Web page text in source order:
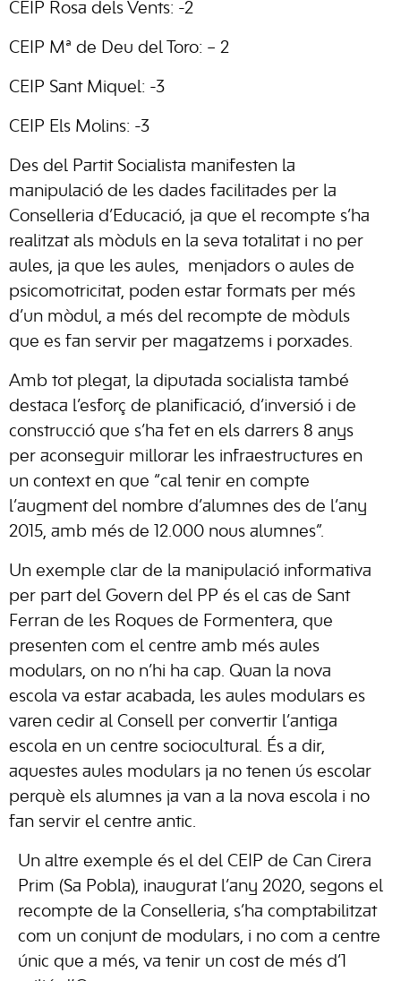
CEIP Rosa dels Vents: -2
CEIP Mª de Deu del Toro: – 2
CEIP Sant Miquel: -3
CEIP Els Molins: -3
Des del Partit Socialista manifesten la
manipulació de les dades facilitades per la
Conselleria d’Educació, ja que el recompte s’ha
realitzat als mòduls en la seva totalitat i no per
aules, ja que les aules, menjadors o aules de
psicomotricitat, poden estar formats per més
d’un mòdul, a més del recompte de mòduls
que es fan servir per magatzems i porxades.
Amb tot plegat, la diputada socialista també
destaca l’esforç de planificació, d’inversió i de
construcció que s’ha fet en els darrers 8 anys
per aconseguir millorar les infraestructures en
un context en que “cal tenir en compte
l’augment del nombre d’alumnes des de l’any
2015, amb més de 12.000 nous alumnes”.
Un exemple clar de la manipulació informativa
per part del Govern del PP és el cas de Sant
Ferran de les Roques de Formentera, que
presenten com el centre amb més aules
modulars, on no n’hi ha cap. Quan la nova
escola va estar acabada, les aules modulars es
varen cedir al Consell per convertir l’antiga
escola en un centre sociocultural. És a dir,
aquestes aules modulars ja no tenen ús escolar
perquè els alumnes ja van a la nova escola i no
fan servir el centre antic.
Un altre exemple és el del CEIP de Can Cirera
Prim (Sa Pobla), inaugurat l’any 2020, segons el
recompte de la Conselleria, s’ha comptabilitzat
com un conjunt de modulars, i no com a centre
únic que a més, va tenir un cost de més d’1